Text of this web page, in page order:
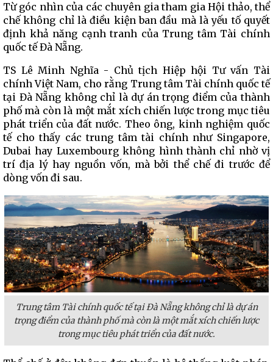
Từ góc nhìn của các chuyên gia tham gia Hội thảo, thể
chế không chỉ là điều kiện ban đầu mà là yếu tố quyết
định khả năng cạnh tranh của Trung tâm Tài chính
quốc tế Đà Nẵng.
TS Lê Minh Nghĩa - Chủ tịch Hiệp hội Tư vấn Tài
chính Việt Nam, cho rằng Trung tâm Tài chính quốc tế
tại Đà Nẵng không chỉ là dự án trọng điểm của thành
phố mà còn là một mắt xích chiến lược trong mục tiêu
phát triển của đất nước. Theo ông, kinh nghiệm quốc
tế cho thấy các trung tâm tài chính như Singapore,
Dubai hay Luxembourg không hình thành chỉ nhờ vị
trí địa lý hay nguồn vốn, mà bởi thể chế đi trước để
dòng vốn đi sau.
Trung tâm Tài chính quốc tế tại Đà Nẵng không chỉ là dự án
trọng điểm của thành phố mà còn là một mắt xích chiến lược
trong mục tiêu phát triển của đất nước.